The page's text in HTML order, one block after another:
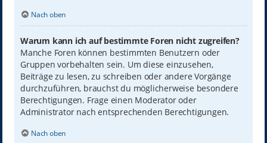
Nach oben
Warum kann ich auf bestimmte Foren nicht zugreifen?
Manche Foren können bestimmten Benutzern oder
Gruppen vorbehalten sein. Um diese einzusehen,
Beiträge zu lesen, zu schreiben oder andere Vorgänge
durchzuführen, brauchst du möglicherweise besondere
Berechtigungen. Frage einen Moderator oder
Administrator nach entsprechenden Berechtigungen.
Nach oben